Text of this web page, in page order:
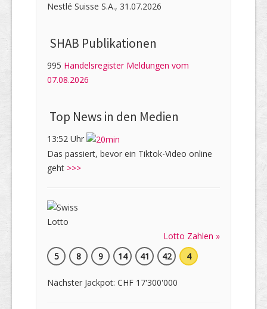
Nestlé Suisse S.A., 31.07.2026
SHAB Publi­kati­onen
995 Handelsregister Meldungen vom
07.08.2026
Top News in den Medien
13:52 Uhr
Das passiert, bevor ein Tiktok-Video online
geht >>>
Lotto Zahlen »
5
8 9 14 41 42 4
Nächster Jackpot: CHF 17'300'000